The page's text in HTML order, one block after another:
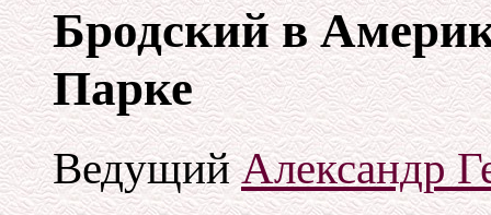
Бродский в
Парке
ВедущийАлександр